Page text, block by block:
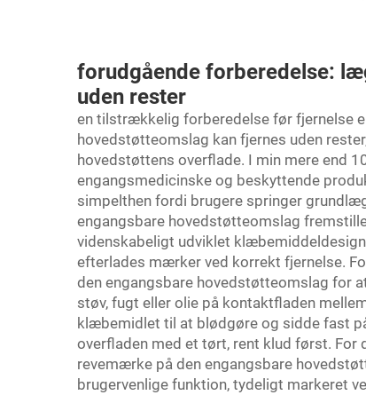
forudgående forberedelse:
uden rester
en tilstrækkelig forberedelse før fjernelse
hovedstøtteomslag kan fjernes uden
hovedstøttens overflade. I min mere end
engangsmedicinske og beskyttende
simpelthen fordi brugere springer
engangsbare hovedstøtteomslag
videnskabeligt udviklet
efterlades mærker ved korrekt fjernelse.
den engangsbare hovedstøtteomslag for
støv, fugt eller olie på kontaktfladen
klæbemidlet til at blødgøre og sidde fast
overfladen med et tørt, rent klud først.
revemærke på den engangsbare
brugervenlige funktion, tydeligt markeret